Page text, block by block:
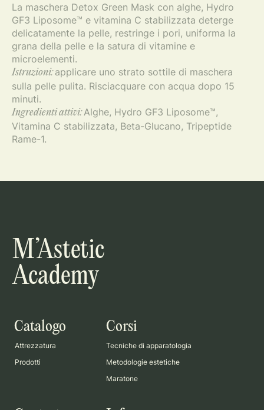
La maschera Detox Green Mask con alghe, Hydro
GF3 Liposome™ e vitamina C stabilizzata deterge
delicatamente la pelle, restringe i pori, uniforma la
grana della pelle e la satura di vitamine e
microelementi.
Istruzioni:applicare uno strato sottile di maschera
sulla pelle pulita. Risciacquare con acqua dopo 15
minuti.
Ingredienti attivi:Alghe, Hydro GF3 Liposome™,
Vitamina C stabilizzata, Beta-Glucano, Tripeptide
Rame-1.
M’Astetic
Academy
Catalogo Corsi
Attrezzatura Tecniche di apparatologia
Maratone
Prodotti Metodologie estetiche